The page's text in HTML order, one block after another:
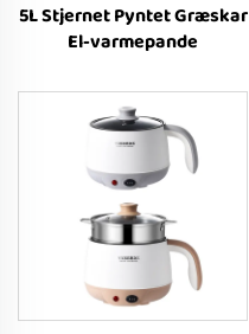
5L Stjernet Pyntet Græskar
El-varmepande